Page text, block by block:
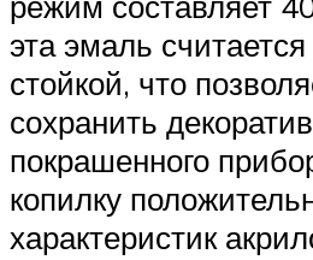
эта эмаль
стойкой, что
сохранить
покрашенного
копилку
характеристик